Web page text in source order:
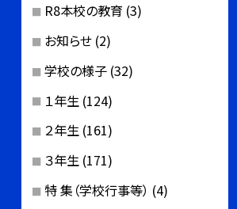
R8本校の教育 (3)
お知らせ (2)
学校の様子 (32)
１年生 (124)
２年生 (161)
３年生 (171)
特 集（学校行事等） (4)